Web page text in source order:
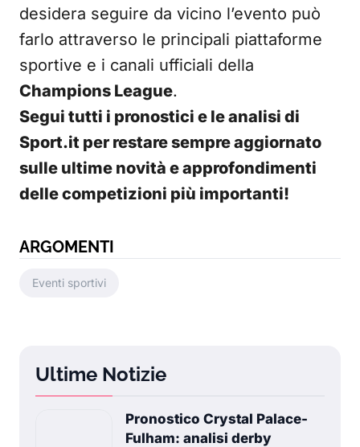
desidera seguire da vicino l’evento può
farlo attraverso le principali piattaforme
sportive e i canali ufficiali della
Champions League.
Segui tutti i pronostici e le analisi di
Sport.it per restare sempre aggiornato
sulle ultime novità e approfondimenti
delle competizioni più importanti!
ARGOMENTI
Eventi sportivi
Ultime Notizie
Pronostico Crystal Palace-
Fulham: analisi derby